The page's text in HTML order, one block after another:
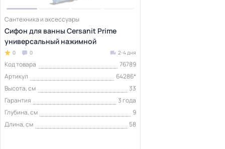
Сантехника и аксессуары
Сифон для ванны Cersanit Prime
универсальный нажимной
0 0 2-4 дня
Код товара
76789
Артикул
64286*
Высота, см
33
Гарантия
3 года
Глубина, см
9
Длина, см
58